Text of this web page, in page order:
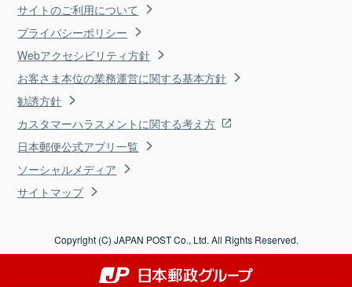
サイトのご利用について
プライバシーポリシー
Webアクセシビリティ方針
お客さま本位の業務運営に関する基本方針
勧誘方針
カスタマーハラスメントに関する考え方
日本郵便公式アプリ一覧
ソーシャルメディア
サイトマップ
Copyright (C) JAPAN POST Co., Ltd. All Rights Reserved.